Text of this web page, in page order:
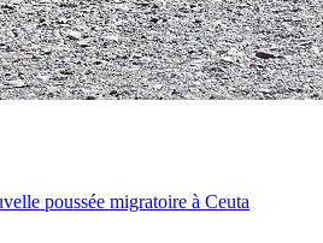
poussée migratoire à Ceuta